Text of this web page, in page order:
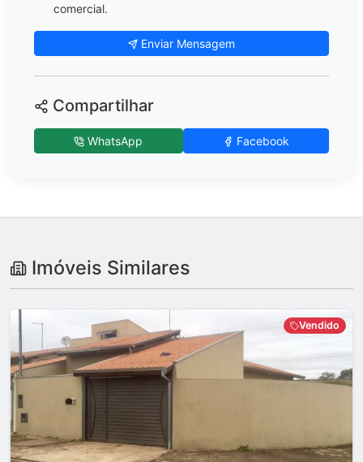
comercial.
Enviar Mensagem
Compartilhar
WhatsApp Facebook
Imóveis Similares
Vendido